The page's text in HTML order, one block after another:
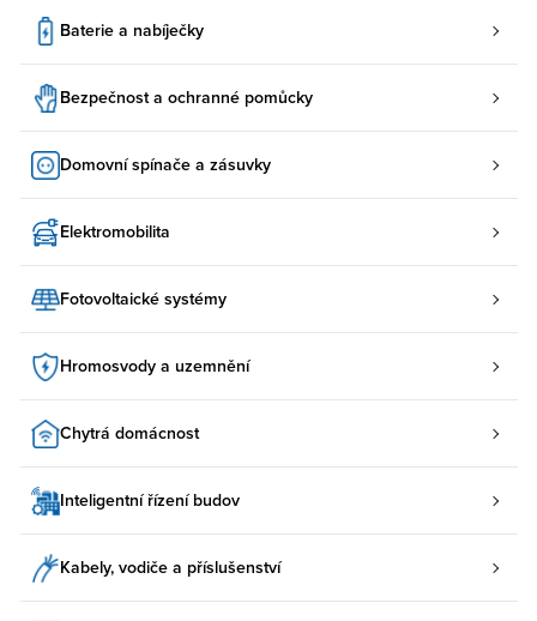
Baterie a nabíječky
Bezpečnost a ochranné pomůcky
Domovní spínače a zásuvky
Elektromobilita
Fotovoltaické systémy
Hromosvody a uzemnění
Chytrá domácnost
Inteligentní řízení budov
Kabely, vodiče a příslušenství